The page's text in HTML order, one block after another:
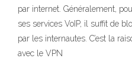
par internet. Généralement,
ses services VoIP, il suffit de
par les internautes. C’est la
avec le VPN